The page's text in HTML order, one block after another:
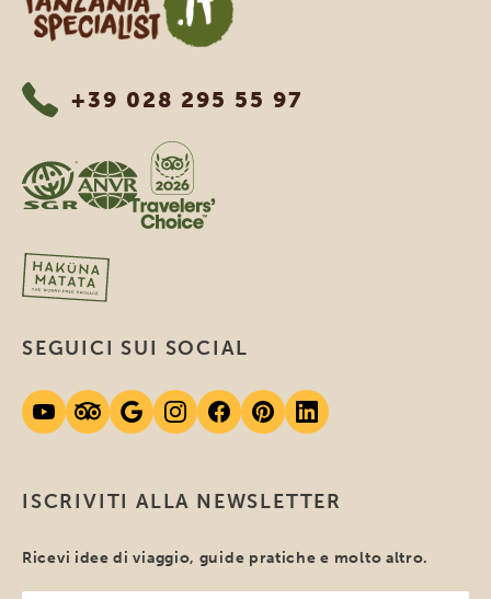
+39 028 295 55 97
ISCRIVITI ALLA NEWSLETTER
Ricevi idee di viaggio, guide pratiche e molto altro.
SEGUICI SUI SOCIAL